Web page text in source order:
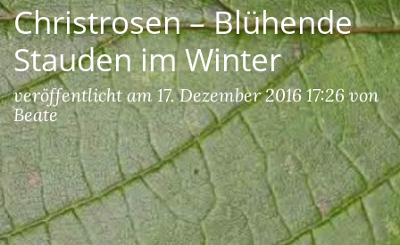
Christrosen – Blühende
Stauden im Winter
veröffentlicht am 17. Dezember 2016 17:26 von
Beate